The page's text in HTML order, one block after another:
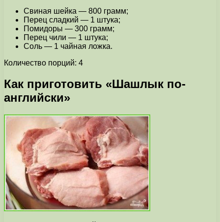
Свиная шейка — 800 грамм;
Перец сладкий — 1 штука;
Помидоры — 300 грамм;
Перец чили — 1 штука;
Соль — 1 чайная ложка.
Количество порций: 4
Как приготовить «Шашлык по-
английски»